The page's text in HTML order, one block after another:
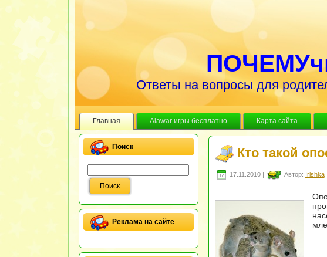
Ответы на вопросы для
Главная Alawar игры бесплатно Карта сайта
Поиск
Реклама на сайте
Кто такой
17.11.2010 | Автор: Irishka